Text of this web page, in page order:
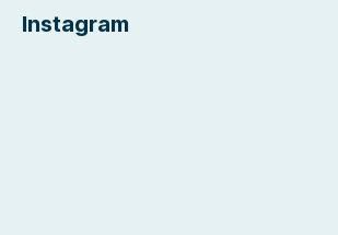
Instagram